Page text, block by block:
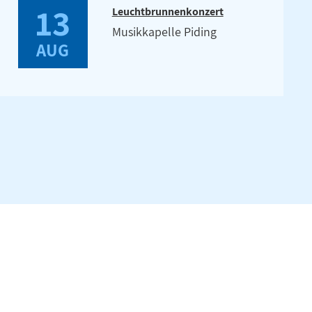
13
AUG
Leuchtbrunnenkonzert
Musikkapelle Piding